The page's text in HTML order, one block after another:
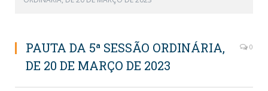
PAUTA DA 5ª SESSÃO ORDINÁRIA,
DE 20 DE MARÇO DE 2023
0